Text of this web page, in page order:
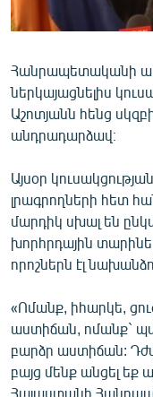
ԿՈՐՈՆԱՎԻՐՈՒՍ
ՏԵՍԱՆՅՈՒԹԵՐ
ԲԱՆԱՎԵՃ
ՁԳՏԵԼՈՎ
ՓՈԴՔԱՍԹ
Հայերեն
English
ՀԵՏԵՎԵՔ ՄԵԶ
Հանրապետականի
ներկայացնելիս
Աշոտյանն հենց
անդրադարձավ։
Այսօր
լրագրողների հետ
մարդիկ սխալ են
խորհրդային
որոշներն էլ
«Ոմանք, իհարկե,
աստիճան, ոմանք`
բարձր աստիճան:
բայց մենք անցել եք
Հայաստանի